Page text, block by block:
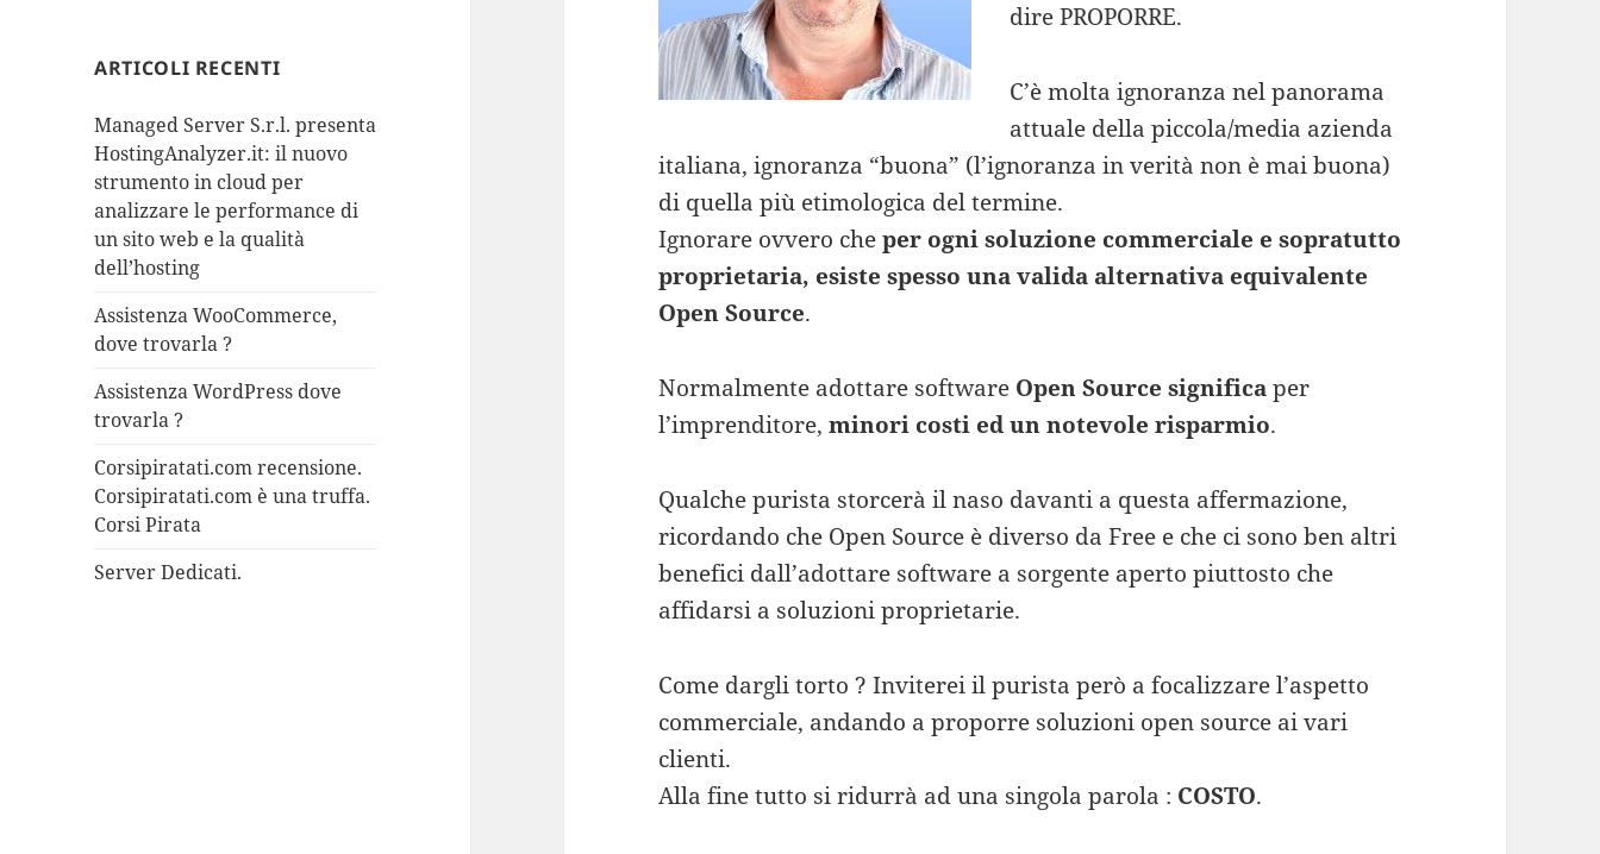
ARTICOLI RECENTI
Managed Server S.r.l. presenta
HostingAnalyzer.it: il nuovo
strumento in cloud per
analizzare le performance di
un sito web e la qualità
dell’hosting
Assistenza WooCommerce,
dove trovarla ?
Assistenza WordPress dove
trovarla ?
Corsipiratati.com recensione.
Corsipiratati.com è una truffa.
Corsi Pirata
Server Dedicati.
dire PROPORRE.
C’è molta ignoranza nel panorama
attuale della piccola/media azienda
italiana, ignoranza “buona” (l’ignoranza in verità non è mai buona)
di quella più etimologica del termine.
Ignorare ovvero cheper ogni soluzione commerciale e sopratutto
proprietaria, esiste spesso una valida alternativa equivalente
Open Source.
Normalmente adottare software Open Source significaper
l’imprenditore,minori costi ed un notevole risparmio.
Qualche purista storcerà il naso davanti a questa affermazione,
ricordando che Open Source è diverso da Free e che ci sono ben altri
benefici dall’adottare software a sorgente aperto piuttosto che
affidarsi a soluzioni proprietarie.
Come dargli torto ? Inviterei il purista però a focalizzare l’aspetto
commerciale, andando a proporre soluzioni open source ai vari
clienti.
Alla fine tutto si ridurrà ad una singola parola : COSTO.